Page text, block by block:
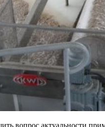
вопрос актуальности